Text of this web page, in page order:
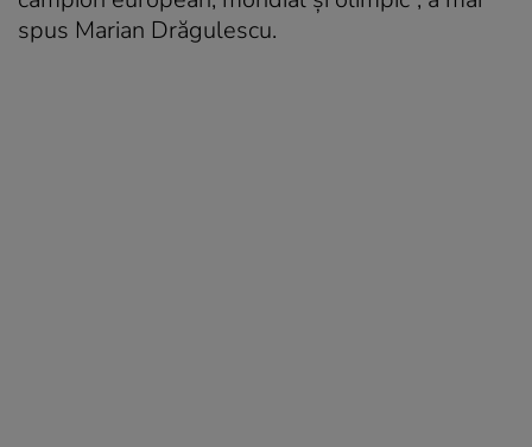
spus Marian Drăgulescu.